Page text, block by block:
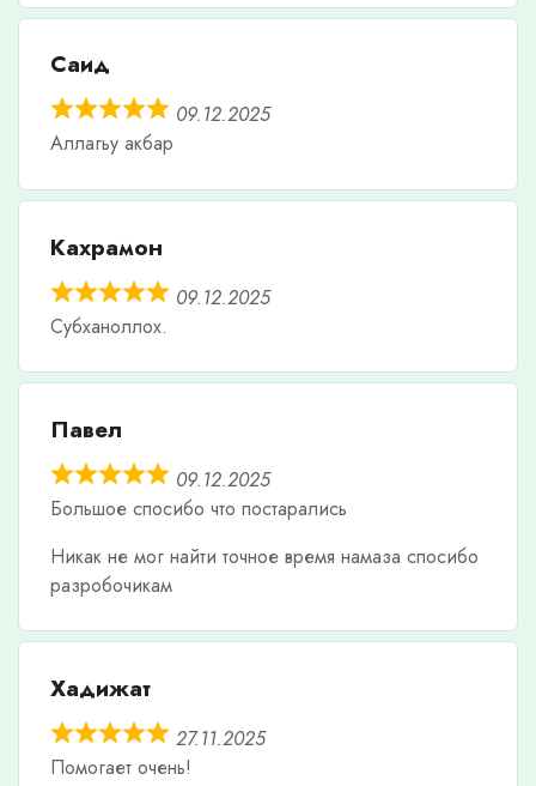
Саид
09.12.2025
Аллагьу акбар
Кахрамон
09.12.2025
Субханоллох.
Павел
09.12.2025
Большое спосибо что постарались
Никак не мог найти точное время намаза спосибо
разробочикам
Хадижат
27.11.2025
Помогает очень!